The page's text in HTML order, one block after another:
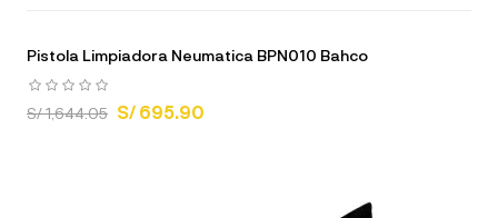
Pistola Limpiadora Neumatica BPN010 Bahco
S/ 1,644.05 S/ 695.90